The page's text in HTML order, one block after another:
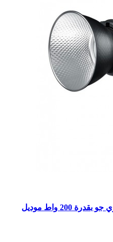
إضاءة استوديو LED ملونة من هيري جو بقدرة 200 واط موديل